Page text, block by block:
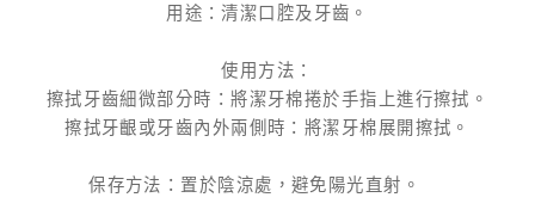
用途：清潔口腔及牙齒。
使用方法：
擦拭牙齒細微部分時：將潔牙棉捲於手指上進行擦拭。
擦拭牙齦或牙齒內外兩側時：將潔牙棉展開擦拭。
保存方法：置於陰涼處，避免陽光直射。